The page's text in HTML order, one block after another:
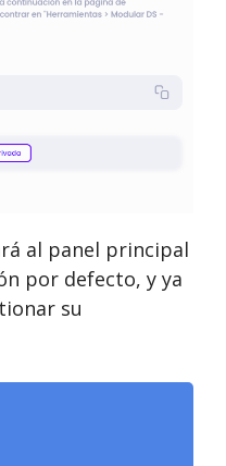
al panel principal
por defecto, y ya
su